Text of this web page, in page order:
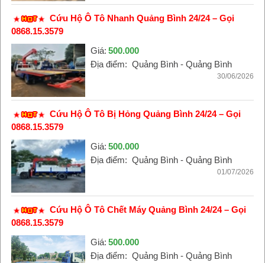
Cứu Hộ Ô Tô Nhanh Quảng Bình 24/24 – Gọi
0868.15.3579
Giá: 500.000
Địa điểm: Quảng Bình - Quảng Bình
30/06/2026
Cứu Hộ Ô Tô Bị Hỏng Quảng Bình 24/24 – Gọi
0868.15.3579
Giá: 500.000
Địa điểm: Quảng Bình - Quảng Bình
01/07/2026
Cứu Hộ Ô Tô Chết Máy Quảng Bình 24/24 – Gọi
0868.15.3579
Giá: 500.000
Địa điểm: Quảng Bình - Quảng Bình